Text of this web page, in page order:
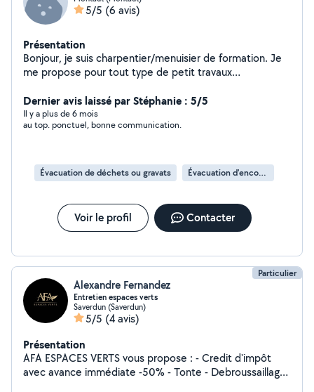
5/5 (6 avis)
Présentation
Bonjour, je suis charpentier/menuisier de formation. Je
me propose pour tout type de petit travaux
couverture, l'isolation, la peinture et tout travaux de
jardinage. Merci pour votre confiance.
Dernier avis laissé par Stéphanie : 5/5
Il y a plus de 6 mois
au top. ponctuel, bonne communication.
Évacuation de déchets ou gravats Évacuation d'encombrants
Voir le profil Contacter
Particulier
Alexandre Fernandez
Entretien espaces verts
Saverdun (Saverdun)
5/5 (4 avis)
Présentation
AFA ESPACES VERTS vous propose : - Credit d'impôt
avec avance immédiate -50% - Tonte - Debroussaillage